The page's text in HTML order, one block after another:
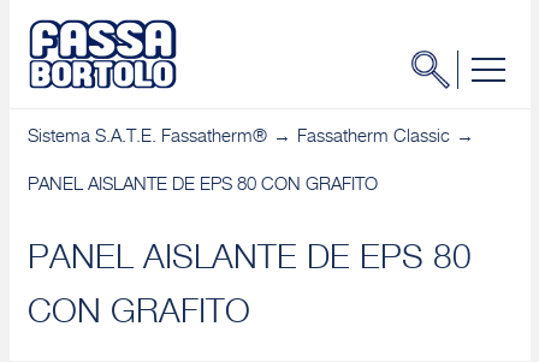
Sistema S.A.T.E. Fassatherm® Fassatherm Classic
PANEL AISLANTE DE EPS 80 CON GRAFITO
PANEL AISLANTE DE EPS 80
CON GRAFITO